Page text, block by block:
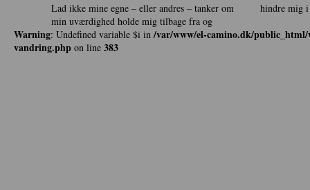
Lad ikke mine egne – eller andres – tanker om
min uværdighed holde mig tilbage fra og
hindre mig
Warning: Undefined variable $i in/var/www/el-camino.dk/public_html/
vandring.phpon line 383